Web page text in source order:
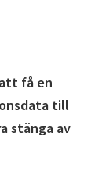
få en
till
stänga av